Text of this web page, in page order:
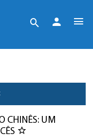
CHINÊS: UM